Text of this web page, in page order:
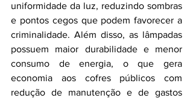
uniformidade da luz, reduzindo sombras
e pontos cegos que podem favorecer a
criminalidade. Além disso, as lâmpadas
possuem maior durabilidade e menor
consumo de energia, o que gera
economia aos cofres públicos com
redução de manutenção e de gastos